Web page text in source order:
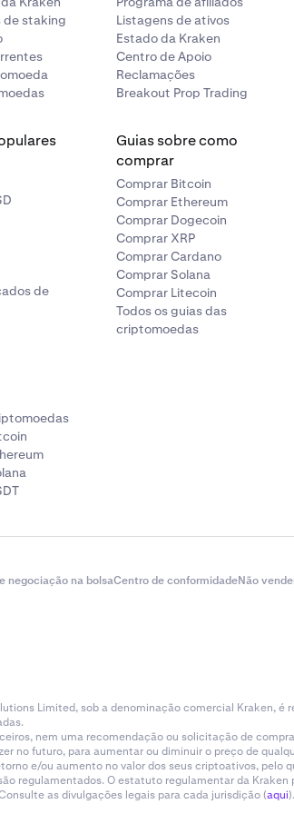
de staking
Listagens de ativos
Estado da Kraken
Centro de Apoio
Reclamações
Breakout Prop Trading
de
Guias sobre como
comprar
Comprar Bitcoin
Comprar Ethereum
Comprar Dogecoin
Comprar XRP
Comprar Cardano
Comprar Solana
Comprar Litecoin
Todos os guias das
criptomoedas
negociação na bolsaCentro de conformidadeNão
Limited, sob a denominação comercial Kraken, é
nem uma recomendação ou solicitação de
no futuro, para aumentar ou diminuir o preço de
e/ou aumento no valor dos seus criptoativos, pelo
regulamentados. O estatuto regulamentar da Kraken
as divulgações legais para cada jurisdição (aqui).